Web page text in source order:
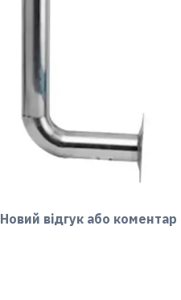
Новий відгук або коментар